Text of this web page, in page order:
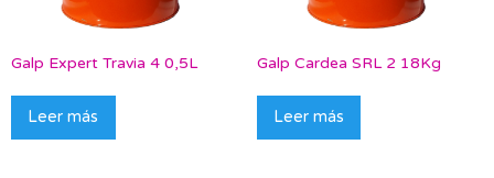
Galp Expert Travia 4 0,5L
Leer más
Galp Cardea SRL 2 18Kg
Leer más